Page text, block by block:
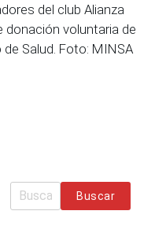
del club Alianza
donación voluntaria de
Salud. Foto: MINSA
Buscar